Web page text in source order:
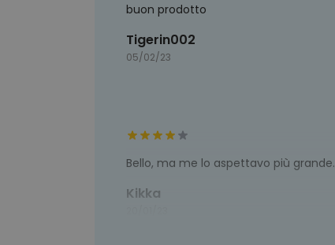
buon prodotto
Tigerin002
05/02/23
Bello, ma me lo aspettavo più grande.
Kikka